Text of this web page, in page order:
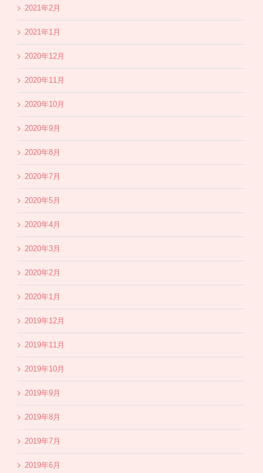
2021年2月
2021年1月
2020年12月
2020年11月
2020年10月
2020年9月
2020年8月
2020年7月
2020年5月
2020年4月
2020年3月
2020年2月
2020年1月
2019年12月
2019年11月
2019年10月
2019年9月
2019年8月
2019年7月
2019年6月